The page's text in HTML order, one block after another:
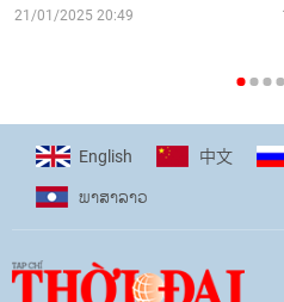
16:58|10/06/2026
phó với
17:07|09/06/2026
[Video]
21/01/2025 20:49
English 中文
ພາ​ສາ​ລາວ